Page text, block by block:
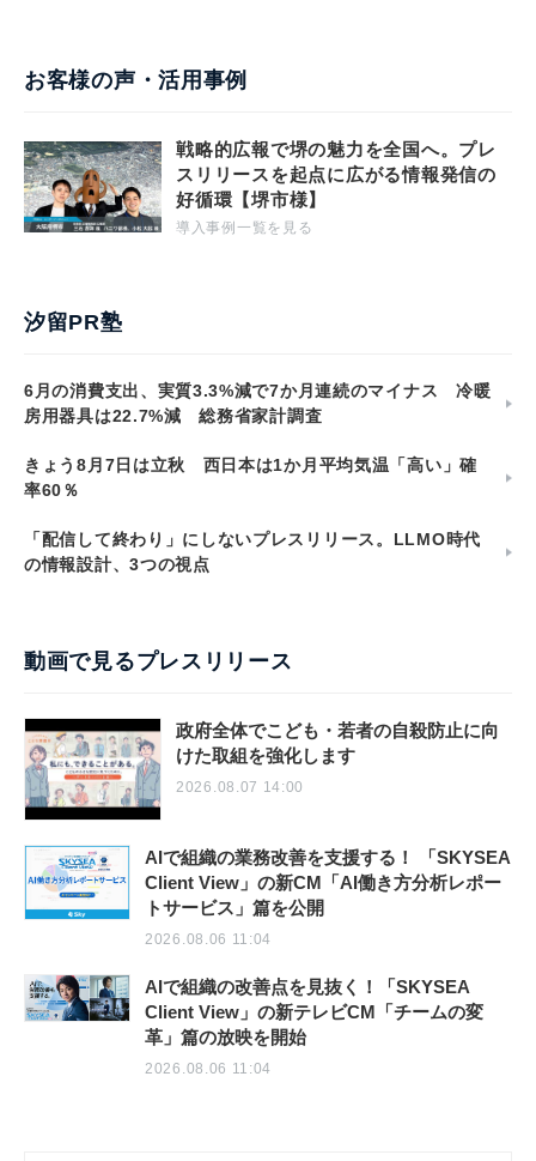
お客様の声・活用事例
戦略的広報で堺の魅力を全国へ。プレ
スリリースを起点に広がる情報発信の
好循環【堺市様】
導入事例一覧を見る
汐留PR塾
6月の消費支出、実質3.3%減で7か月連続のマイナス 冷暖
房用器具は22.7%減 総務省家計調査
きょう8月7日は立秋 西日本は1か月平均気温「高い」確
率60％
「配信して終わり」にしないプレスリリース。LLMO時代
の情報設計、3つの視点
動画で見るプレスリリース
政府全体でこども・若者の自殺防止に向
けた取組を強化します
2026.08.07 14:00
AIで組織の業務改善を支援する！ 「SKYSEA
Client View」の新CM「AI働き方分析レポー
トサービス」篇を公開
2026.08.06 11:04
AIで組織の改善点を見抜く！「SKYSEA
Client View」の新テレビCM「チームの変
革」篇の放映を開始
2026.08.06 11:04